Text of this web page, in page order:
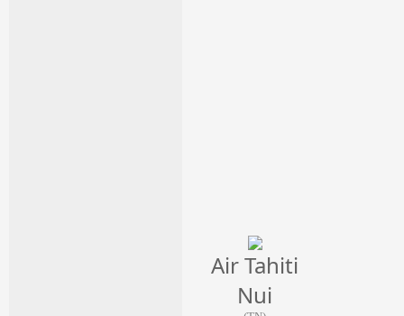
Air Tahiti
Nui